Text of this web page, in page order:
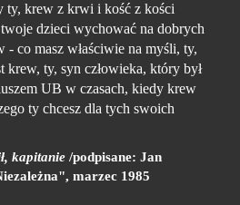
ty, krew z krwi i kość z kości
dzieci wychować na dobrych
co masz właściwie na myśli, ty,
krew, ty, syn człowieka, który był
UB w czasach, kiedy krew
ty chcesz dla tych swoich
kapitanie /podpisane: Jan
marzec 1985